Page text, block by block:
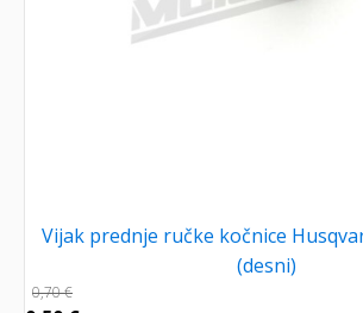
Vijak prednje ručke kočnice
(desni)
0,70€